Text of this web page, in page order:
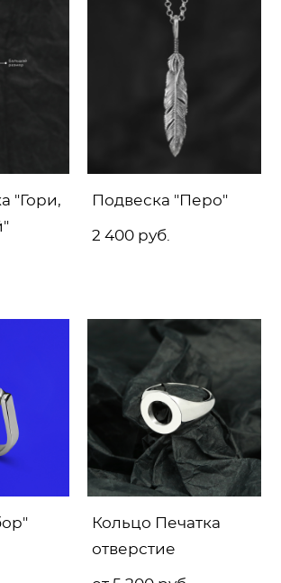
"Гори,
Подвеска "Перо"
2 400 pуб.
Кольцо Печатка
отверстие